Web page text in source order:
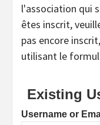
l'association qui
êtes inscrit,
pas encore
utilisant le
Existing
Username or